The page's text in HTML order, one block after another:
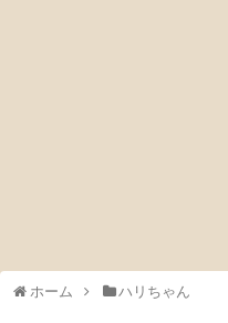
ホーム ハリちゃん